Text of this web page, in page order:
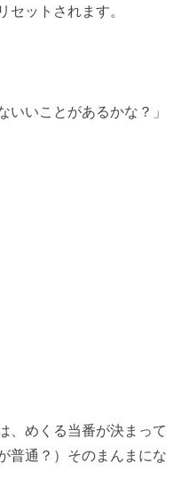
セットされます。
いいことがあるかな？」
、めくる当番が決まって
普通？）そのまんまにな